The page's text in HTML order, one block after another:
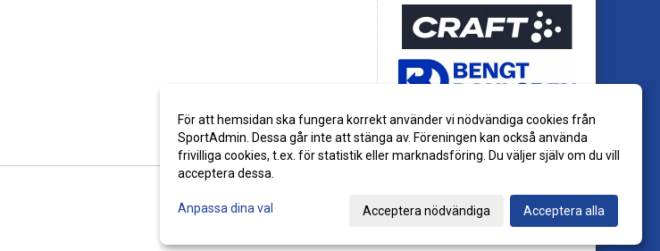
För att hemsidan ska fungera korrekt använder vi nödvändiga cookies från
SportAdmin. Dessa går inte att stänga av. Föreningen kan också använda
frivilliga cookies, t.ex. för statistik eller marknadsföring. Du väljer själv om du vill
acceptera dessa.
Anpassa dina val Acceptera nödvändiga Acceptera alla